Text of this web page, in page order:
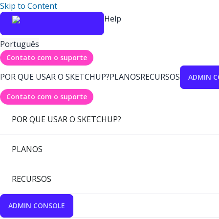
Skip to Content
Help
Português
Contato com o suporte
POR QUE USAR O SKETCHUP?PLANOSRECURSOS ADMIN
Contato com o suporte
POR QUE USAR O SKETCHUP?
PLANOS
RECURSOS
ADMIN CONSOLE